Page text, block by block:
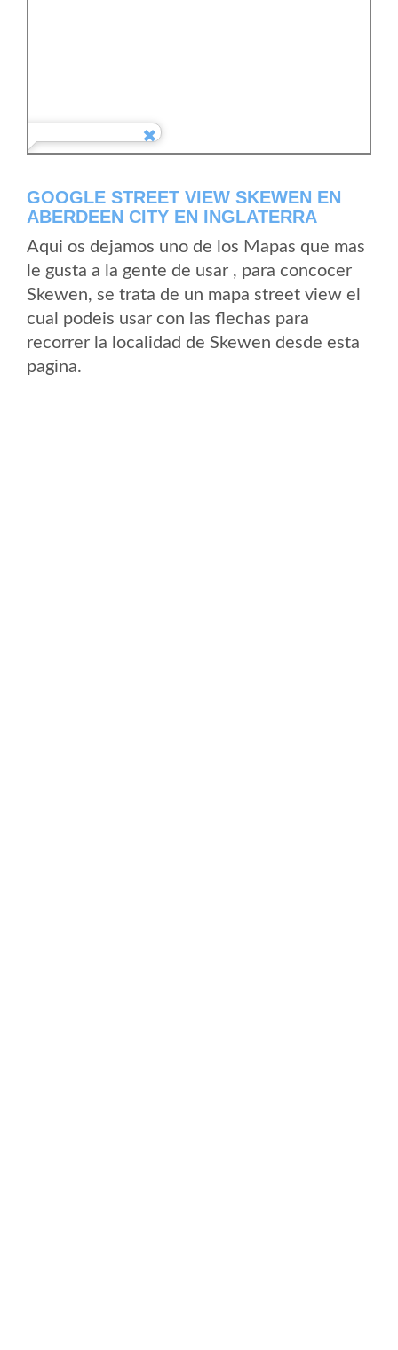
GOOGLE STREET VIEW SKEWEN EN
ABERDEEN CITY EN INGLATERRA
Aqui os dejamos uno de los Mapas que mas
le gusta a la gente de usar , para concocer
Skewen, se trata de un mapa street view el
cual podeis usar con las flechas para
recorrer la localidad de Skewen desde esta
pagina.